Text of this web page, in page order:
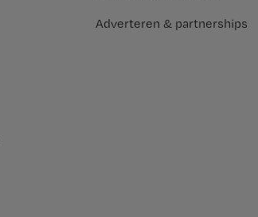
Adverteren & partnerships